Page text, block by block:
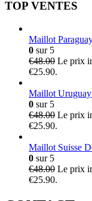
TOP VENTES
Maillot
0 sur 5
€48.00 Le prix
€25.90.
Maillot
0 sur 5
€48.00 Le prix
€25.90.
Maillot Suisse
0 sur 5
€48.00 Le prix
€25.90.